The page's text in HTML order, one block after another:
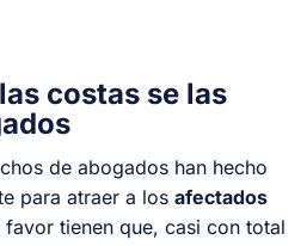
costas se las
de abogados han hecho
para atraer a los afectados
favor tienen que, casi con total